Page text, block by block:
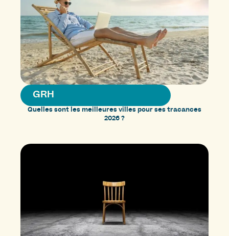
GRH
Quelles sont les meilleures villes pour ses tracances
2026 ?